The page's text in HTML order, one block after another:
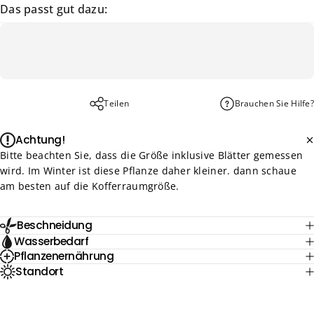
Das passt gut dazu:
Teilen Brauchen Sie Hilfe?
Achtung!
Bitte beachten Sie, dass die Größe inklusive Blätter gemessen
wird. Im Winter ist diese Pflanze daher kleiner. dann schaue
am besten auf die Kofferraumgröße.
Beschneidung
Wasserbedarf
Pflanzenernährung
Standort